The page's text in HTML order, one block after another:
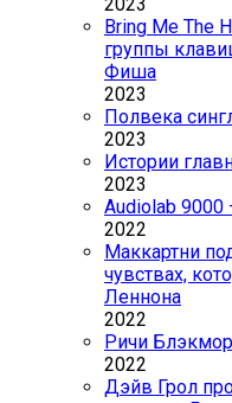
Bring Me The
группы
Фиша
2023
Полвека
2023
Истории
2023
Audiolab 9000
2022
Маккартни
чувствах,
Леннона
2022
Ричи
2022
Дэйв Грол